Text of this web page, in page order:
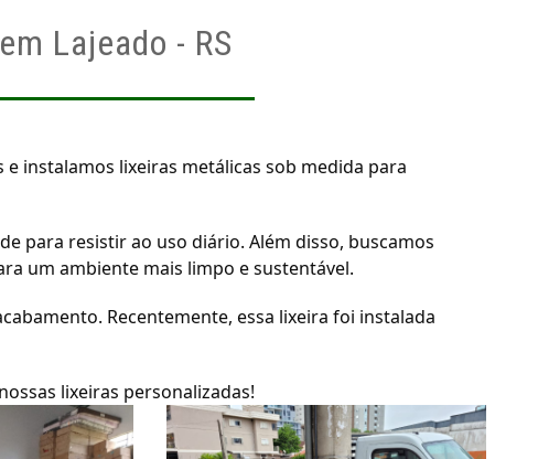
Lajeado - RS
instalamos lixeiras metálicas sob medida para
para resistir ao uso diário. Além disso, buscamos
um ambiente mais limpo e sustentável.
Recentemente, essa lixeira foi instalada
lixeiras personalizadas!